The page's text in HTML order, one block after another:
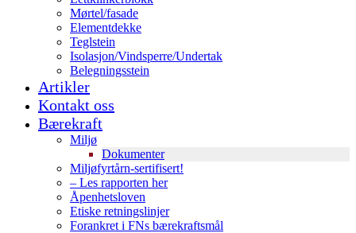
Mørtel/fasade
Elementdekke
Teglstein
Isolasjon/Vindsperre/Undertak
Belegningsstein
Artikler
Kontakt oss
Bærekraft
Miljø
Dokumenter
Miljøfyrtårn-sertifisert!
– Les rapporten her
Åpenhetsloven
Etiske retningslinjer
Forankret i FNs bærekraftsmål